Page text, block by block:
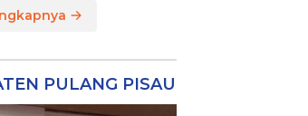
PULANG PISAU